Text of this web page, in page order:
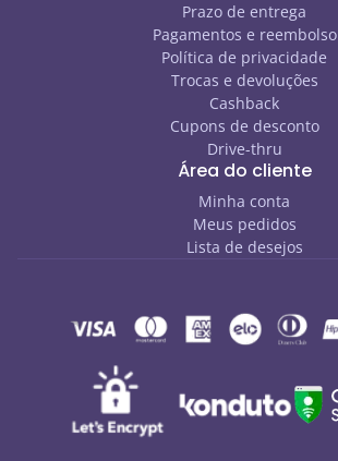
Prazo de entrega
Pagamentos e reembolso
Política de privacidade
Trocas e devoluções
Cashback
Cupons de desconto
Drive-thru
Área do cliente
Minha conta
Meus pedidos
Lista de desejos